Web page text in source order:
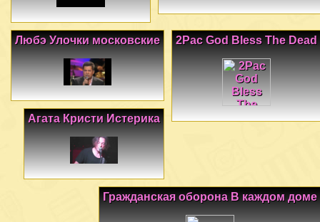
2Pac God Bless The Dead
Любэ Улочки московские
Агата Кристи Истерика
Гражданская оборона В каждом доме